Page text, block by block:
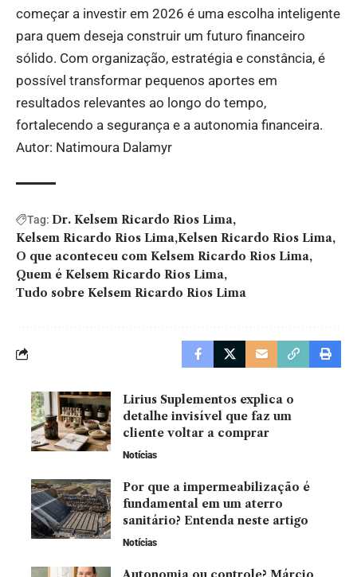
começar a investir em 2026 é uma escolha inteligente
para quem deseja construir um futuro financeiro
sólido. Com organização, estratégia e constância, é
possível transformar pequenos aportes em
resultados relevantes ao longo do tempo,
fortalecendo a segurança e a autonomia financeira.
Autor: Natimoura Dalamyr
Tag: Dr. Kelsem Ricardo Rios Lima
Kelsem Ricardo Rios Lima Kelsen Ricardo Rios Lima
O que aconteceu com Kelsem Ricardo Rios Lima
Quem é Kelsem Ricardo Rios Lima
Tudo sobre Kelsem Ricardo Rios Lima
Lirius Suplementos explica o
detalhe invisível que faz um
cliente voltar a comprar
Notícias
Por que a impermeabilização é
fundamental em um aterro
sanitário? Entenda neste artigo
Notícias